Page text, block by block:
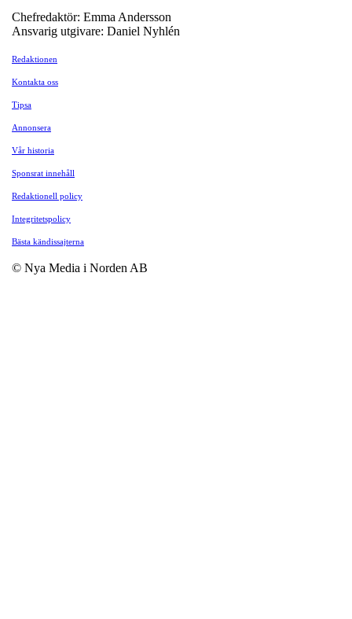
Chefredaktör: Emma Andersson
Ansvarig utgivare: Daniel Nyhlén
Redaktionen
Kontakta oss
Tipsa
Annonsera
Vår historia
Sponsrat innehåll
Redaktionell policy
Integritetspolicy
Bästa kändissajterna
© Nya Media i Norden AB